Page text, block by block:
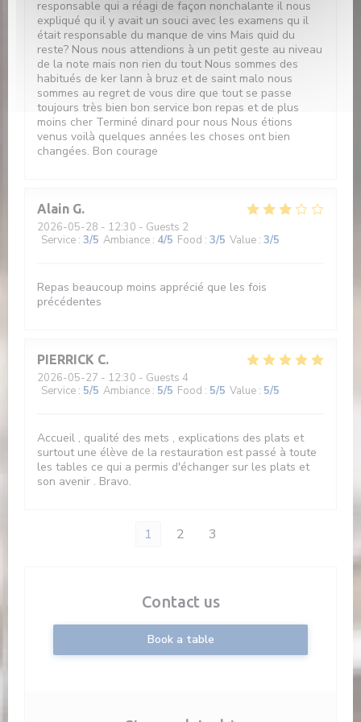
responsable qui a réagi de façon nonchalante il nous
expliqué qu il y avait un souci avec les examens qu il
était responsable du manque de vins Mais quid du
reste? Nous nous attendions à un petit geste au niveau
de la note mais non rien du tout Nous sommes des
habitués de ker lann à bruz et de saint malo nous
sommes au regret de vous dire que tout se passe
toujours très bien bon service bon repas et de plus
moins cher Terminé dinard pour nous Nous étions
venus voilà quelques années les choses ont bien
changées. Bon courage
Alain G
2026-05-28 - 12:30 - Guests 2
Service : 3/5 Ambiance : 4/5 Food : 3/5 Value : 3/5
Repas beaucoup moins apprécié que les fois
précédentes
PIERRICK C
2026-05-27 - 12:30 - Guests 4
Service : 5/5 Ambiance : 5/5 Food : 5/5 Value : 5/5
Accueil , qualité des mets , explications des plats et
surtout une élève de la restauration est passé à toute
les tables ce qui a permis d'échanger sur les plats et
son avenir . Bravo.
1 2 3
Contact us
Book a table